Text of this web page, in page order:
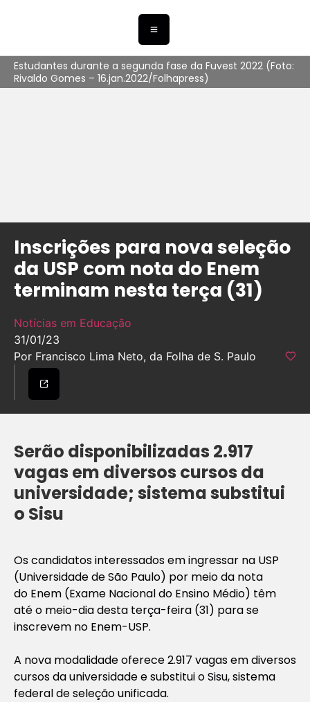
Estudantes durante a segunda fase da Fuvest 2022 (Foto:
Rivaldo Gomes – 16.jan.2022/Folhapress)
Inscrições para nova seleção
da USP com nota do Enem
terminam nesta terça (31)
Notícias em Educação
31/01/23
Por Francisco Lima Neto, da Folha de S. Paulo
Serão disponibilizadas 2.917
vagas em diversos cursos da
universidade; sistema substitui
o Sisu
Os candidatos interessados em ingressar na USP
(Universidade de São Paulo) por meio da nota
do Enem (Exame Nacional do Ensino Médio) têm
até o meio-dia desta terça-feira (31) para se
inscrevem no Enem-USP.
A nova modalidade oferece 2.917 vagas em diversos
cursos da universidade e substitui o Sisu, sistema
federal de seleção unificada.